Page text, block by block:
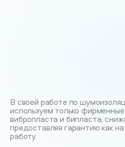
В своей работе по
используем только
вибропласта и бипласта,
предоставляя гарантию как
работу.